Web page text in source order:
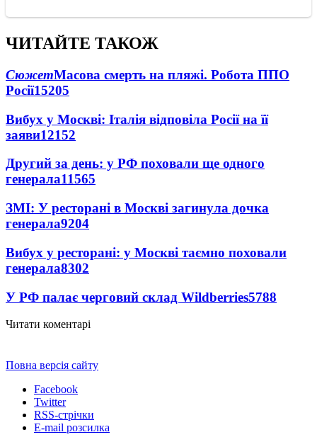
ЧИТАЙТЕ ТАКОЖ
СюжетМасова смерть на пляжі. Робота ППО
Росії15205
Вибух у Москві: Італія відповіла Росії на її
заяви12152
Другий за день: у РФ поховали ще одного
генерала11565
ЗМІ: У ресторані в Москві загинула дочка
генерала9204
Вибух у ресторані: у Москві таємно поховали
генерала8302
У РФ палає черговий склад Wildberries5788
Читати коментарі
Повна версія сайту
Facebook
Twitter
RSS-стрічки
E-mail розсилка